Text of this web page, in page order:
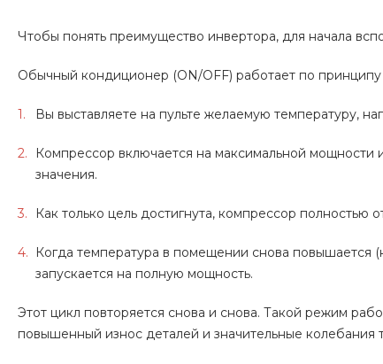
Чтобы понять преимущество инвертора, для начала
Обычный кондиционер (ON/OFF) работает по принципу
Вы выставляете на пульте желаемую температуру,
Компрессор включается на максимальной мощности
значения.
Как только цель достигнута, компрессор полностью
Когда температура в помещении снова повышается
запускается на полную мощность.
Этот цикл повторяется снова и снова. Такой режим
повышенный износ деталей и значительные колебания